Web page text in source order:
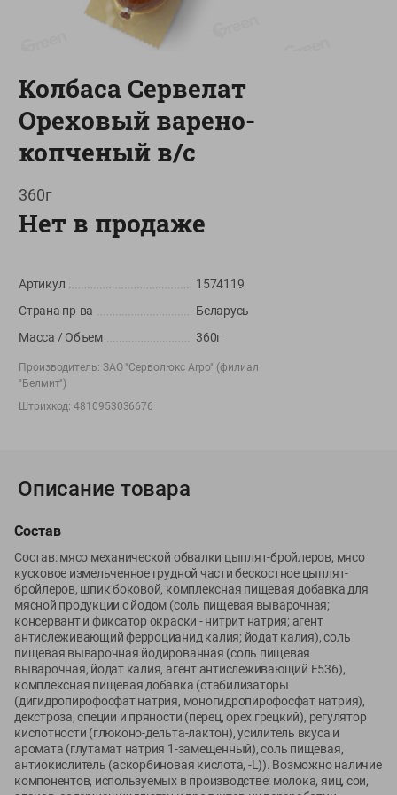
Мой Green
Приложение Green c
доставкой и бонусной картой
Store
Время работы Call-центра: Пн.- Пт. с 09.00 до 17.00, СБ, ВС -
выходной
shop@green-market.by
Пишите нам свои вопросы, предложения и комментарии
Вакансии👋
©2026ООО «ГРИНрозница» - Доставка продуктов питания в
Минске.
Юридическая информация и условия пользовательского
соглашения
Номер уполномоченных рассматривать обращения покупателей в
соответствии с законодательством об обращениях граждан и
юридических лиц: Отдел торговли и услуг Администрации
Фрунзенского района г. Минска + 375 17 272 73 84 .
Номер и адрес электронной почты лица, уполномоченного
продавцом рассматривать обращения покупателей о нарушении их
прав, предусмотренных законодательством о защите прав
потребителей: +375 44 560-60-61, shop@green-dostavka.by.
Способы оплаты товара:
Колбаса Сервелат
Ореховый варено-
копченый в/с
360г
Нет в продаже
Артикул
1574119
Страна пр-ва
Беларусь
Масса / Объем
360г
Производитель: ЗАО "Серволюкс Агро" (филиал
"Белмит")
Штрихкод:4810953036676
Описание товара
Состав
Состав: мясо механической обвалки цыплят-бройлеров, мясо
кусковое измельченное грудной части бескостное цыплят-
бройлеров, шпик боковой, комплексная пищевая добавка для
мясной продукции с йодом (соль пищевая выварочная;
консервант и фиксатор окраски - нитрит натрия; агент
антислеживающий ферроцианид калия; йодат калия), соль
пищевая выварочная йодированная (соль пищевая
выварочная, йодат калия, агент антислеживающий Е536),
комплексная пищевая добавка (стабилизаторы
(дигидропирофосфат натрия, моногидропирофосфат натрия),
декстроза, специи и пряности (перец, орех грецкий), регулятор
кислотности (глюконо-дельта-лактон), усилитель вкуса и
аромата (глутамат натрия 1-замещенный), соль пищевая,
антиокислитель (аскорбиновая кислота, -L)). Возможно наличие
компонентов, используемых в производстве: молока, яиц, сои,